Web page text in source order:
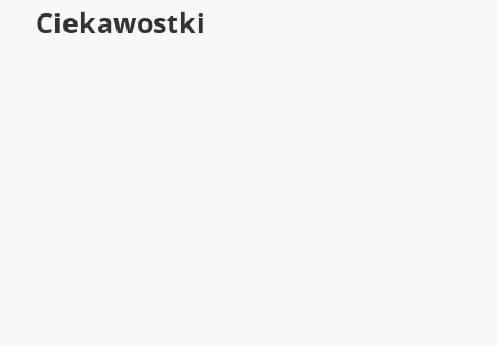
Ciekawostki